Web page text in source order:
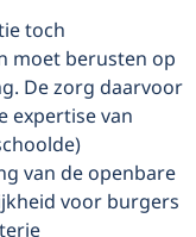
toch
moet berusten op
De zorg daarvoor
expertise van
van de openbare
voor burgers